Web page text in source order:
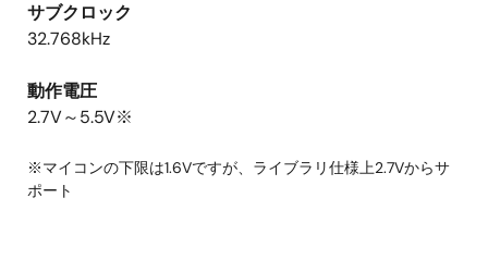
サブクロック
32.768kHz
動作電圧
2.7V～5.5V※
※マイコンの下限は1.6Vですが、ライブラリ仕様上2.7Vからサ
ポート